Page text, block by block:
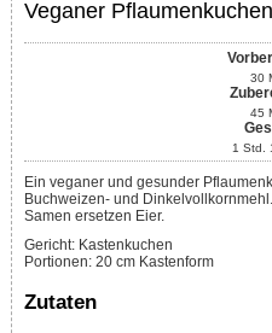
Veganer Pflaumenkuchen
30
45
1 Std.
Ein veganer und gesunder
Buchweizen- und
Samen ersetzen Eier.
Gericht: Kastenkuchen
Portionen: 20 cm Kastenform
Zutaten